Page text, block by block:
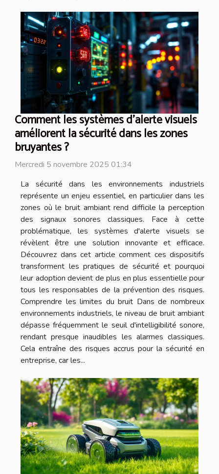
Comment les systèmes d'alerte visuels
améliorent la sécurité dans les zones
bruyantes ?
Mercredi 5 novembre 2025 01:34
La sécurité dans les environnements industriels
représente un enjeu essentiel, en particulier dans les
zones où le bruit ambiant rend difficile la perception
des signaux sonores classiques. Face à cette
problématique, les systèmes d'alerte visuels se
révèlent être une solution innovante et efficace.
Découvrez dans cet article comment ces dispositifs
transforment les pratiques de sécurité et pourquoi
leur adoption devient de plus en plus essentielle pour
tous les responsables de la prévention des risques.
Comprendre les limites du bruit Dans de nombreux
environnements industriels, le niveau de bruit ambiant
dépasse fréquemment le seuil d'intelligibilité sonore,
rendant presque inaudibles les alarmes classiques.
Cela entraîne des risques accrus pour la sécurité en
entreprise, car les...